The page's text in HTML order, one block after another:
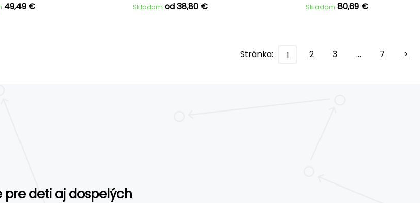
49,49 €
Skladom od 38,80 €
Skladom 80,69 €
Stránka: 1 2 3 … 7 >
pre deti aj dospelých